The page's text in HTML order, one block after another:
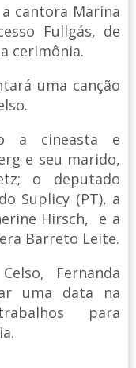
cantora Marina
Fullgás, de
cerimônia.
uma canção
a cineasta e
e seu marido,
o deputado
Suplicy (PT), a
Hirsch, e a
Barreto Leite.
Fernanda
uma data na
para